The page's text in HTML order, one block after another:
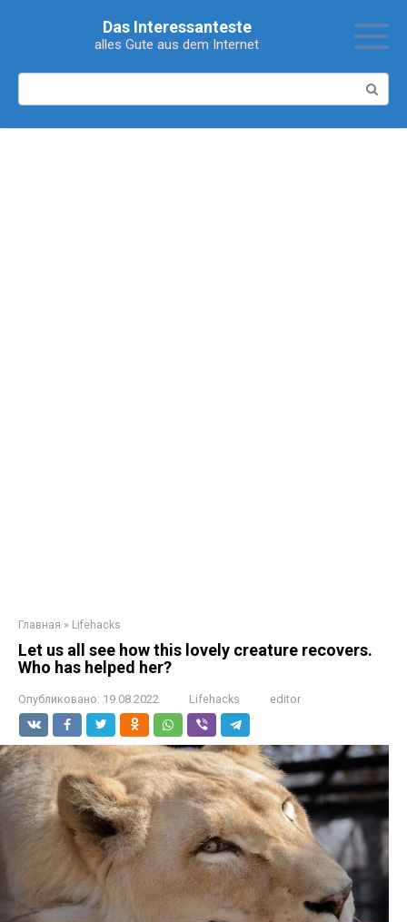
Das Interessanteste
alles Gute aus dem Internet
Главная » Lifehacks
Let us all see how this lovely creature recovers.
Who has helped her?
Опубликовано: 19.08.2022 Lifehacks editor